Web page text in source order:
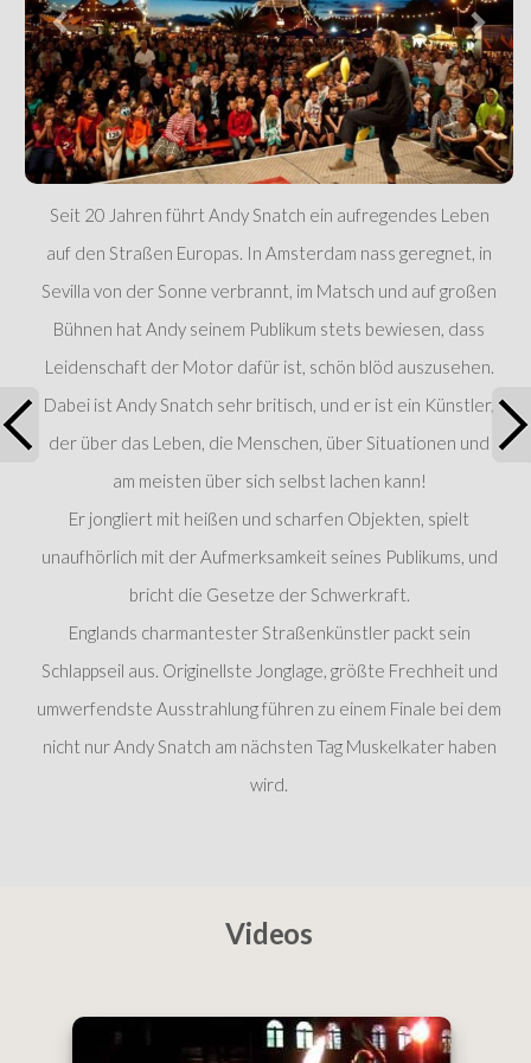
Seit 20 Jahren führt Andy Snatch ein aufregendes Leben
auf den Straßen Europas. In Amsterdam nass geregnet, in
Sevilla von der Sonne verbrannt, im Matsch und auf großen
Bühnen hat Andy seinem Publikum stets bewiesen, dass
Leidenschaft der Motor dafür ist, schön blöd auszusehen.
Dabei ist Andy Snatch sehr britisch, und er ist ein Künstler,
der über das Leben, die Menschen, über Situationen und
am meisten über sich selbst lachen kann!
Er jongliert mit heißen und scharfen Objekten, spielt
unaufhörlich mit der Aufmerksamkeit seines Publikums, und
bricht die Gesetze der Schwerkraft.
Englands charmantester Straßenkünstler packt sein
Schlappseil aus. Originellste Jonglage, größte Frechheit und
umwerfendste Ausstrahlung führen zu einem Finale bei dem
nicht nur Andy Snatch am nächsten Tag Muskelkater haben
wird.
Videos